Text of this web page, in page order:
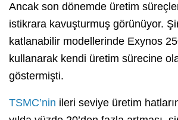
Ancak son dönemde üretim
istikrara kavuşturmuş görünüyor.
katlanabilir modellerinde Exynos
kullanarak kendi üretim sürecine
göstermişti.
TSMC’nin ileri seviye üretim